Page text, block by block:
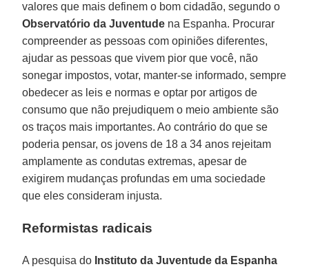
valores que mais definem o bom cidadão, segundo o
Observatório da Juventude na Espanha. Procurar
compreender as pessoas com opiniões diferentes,
ajudar as pessoas que vivem pior que você, não
sonegar impostos, votar, manter-se informado, sempre
obedecer as leis e normas e optar por artigos de
consumo que não prejudiquem o meio ambiente são
os traços mais importantes. Ao contrário do que se
poderia pensar, os jovens de 18 a 34 anos rejeitam
amplamente as condutas extremas, apesar de
exigirem mudanças profundas em uma sociedade
que eles consideram injusta.
Reformistas radicais
A pesquisa do Instituto da Juventude da Espanha